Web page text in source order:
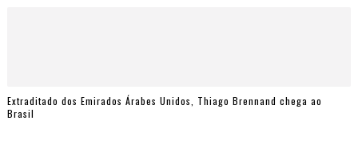
Extraditado dos Emirados Árabes Unidos, Thiago Brennand chega ao
Brasil